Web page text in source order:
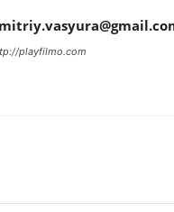
playfilmo.com